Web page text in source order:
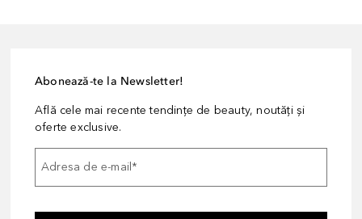
Abonează-te la Newsletter!
Află cele mai recente tendințe de beauty, noutăți și
oferte exclusive.
Adresa de e-mail*